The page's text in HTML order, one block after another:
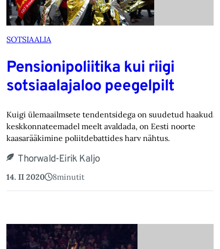
SOTSIAALIA
Pensionipoliitika kui riigi
sotsiaalajaloo peegelpilt
Kuigi ülemaailmsete tendentsidega on suudetud haakuda
keskkonnateemadel meelt avaldada, on Eesti noorte
kaasarääkimine poliitdebattides harv nähtus.
Thorwald-Eirik Kaljo
14. II 2020 8minutit